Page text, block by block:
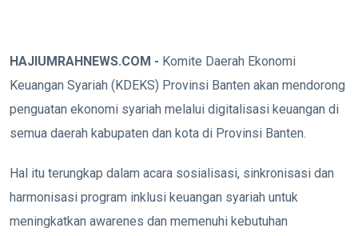
HAJIUMRAHNEWS.COM - Komite Daerah Ekonomi
Keuangan Syariah (KDEKS) Provinsi Banten akan mendorong
penguatan ekonomi syariah melalui digitalisasi keuangan di
semua daerah kabupaten dan kota di Provinsi Banten.
Hal itu terungkap dalam acara sosialisasi, sinkronisasi dan
harmonisasi program inklusi keuangan syariah untuk
meningkatkan awarenes dan memenuhi kebutuhan